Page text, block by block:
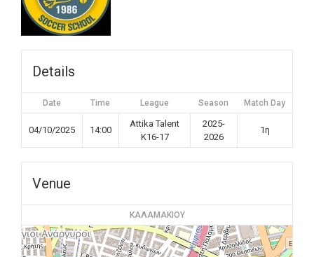
Details
Date Time League Season Match Day
04/10/2025 14:00
Attika Talent
K16-17
2025-
2026
1η
Venue
ΚΑΛΑΜΑΚΙΟΥ